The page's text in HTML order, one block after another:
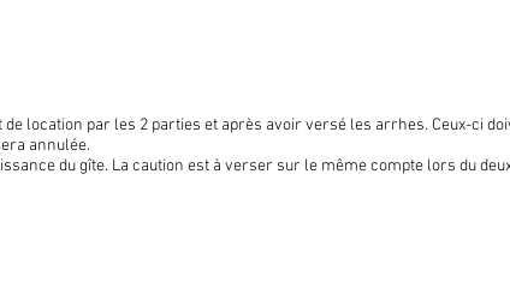
location par les 2 parties et après avoir versé les arrhes. Ceux-ci
annulée.
du gîte. La caution est à verser sur le même compte lors du